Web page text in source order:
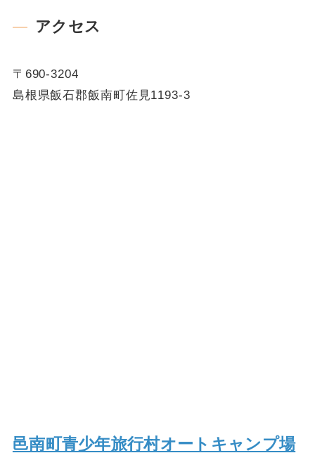
アクセス
〒690-3204
島根県飯石郡飯南町佐見1193-3
邑南町青少年旅行村オートキャンプ場